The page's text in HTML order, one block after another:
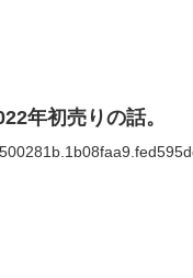
年初売りの話。